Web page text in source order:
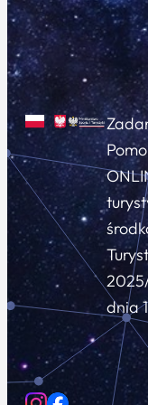
dnia